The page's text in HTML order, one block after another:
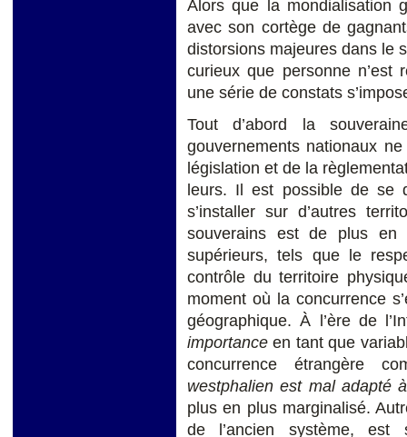
Alors que la mondialisation
avec son cortège de
distorsions majeures dans le
curieux que personne n’est
une série de constats
Tout d’abord la
gouvernements nationaux
législation et de la
leurs. Il est possible de se
s’installer sur d’autres
souverains est de plus en
supérieurs, tels que le
contrôle du territoire
moment où la concurrence
géographique. À l’ère de
importance en tant que
concurrence étrangère
westphalien est mal adapté
plus en plus marginalisé.
de l’ancien système, est